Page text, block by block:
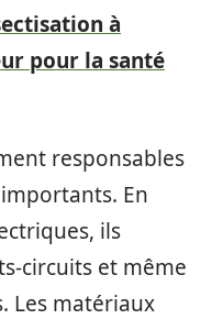
à
pour la santé
responsables
En
ils
circuits et même
Les matériaux